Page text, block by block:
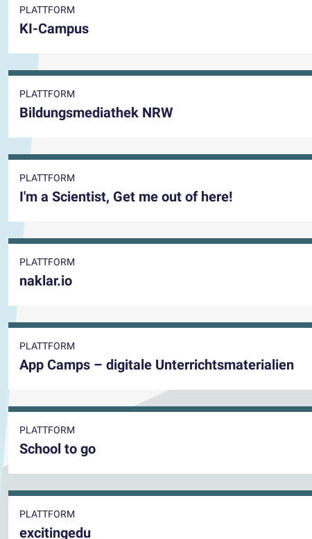
PLATTFORM
KI-Campus
PLATTFORM
Bildungsmediathek NRW
PLATTFORM
I'm a Scientist, Get me out of here!
PLATTFORM
naklar.io
PLATTFORM
App Camps – digitale Unterrichtsmaterialien
PLATTFORM
School to go
PLATTFORM
excitingedu